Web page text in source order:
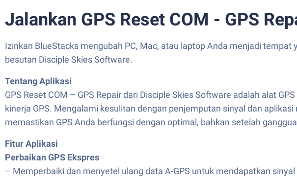
Jalankan GPS Reset COM - GPS
Izinkan BlueStacks mengubah PC, Mac, atau laptop Anda menjadi tempat
besutan Disciple Skies Software.
Tentang Aplikasi
GPS Reset COM – GPS Repair dari Disciple Skies Software adalah alat
kinerja GPS. Mengalami kesulitan dengan penjemputan sinyal dan
memastikan GPS Anda berfungsi dengan optimal, bahkan setelah
Fitur Aplikasi
Perbaikan GPS Ekspres
– Memperbaiki dan menyetel ulang data A-GPS untuk mendapatkan